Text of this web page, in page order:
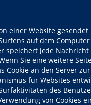
einer Website gesendet
auf dem Computer
speichert jede
Sie eine weitere
Cookie an den Server
für Websites
des
von Cookies
Bergkirchen